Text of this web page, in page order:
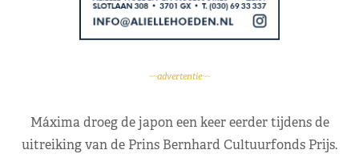
~~advertentie~~
Máxima droeg de japon een keer eerder tijdens de
uitreiking van de Prins Bernhard Cultuurfonds Prijs.